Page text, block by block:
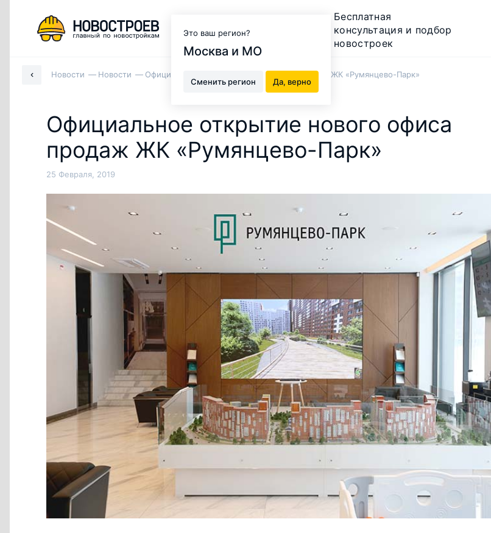
Это ваш регион?
Москва и МО
Сменить регион Да, верно
Бесплатная
консультация и подбор
новостроек
Новости Новости Официальное открытие нового офиса продаж ЖК «Румянцево-Парк»
Официальное открытие нового офиса
продаж ЖК «Румянцево-Парк»
25 Февраля, 2019